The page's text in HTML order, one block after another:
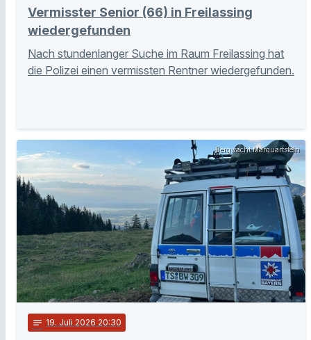
Vermisster Senior (66) in Freilassing
wiedergefunden
Nach stundenlanger Suche im Raum Freilassing hat
die Polizei einen vermissten Rentner wiedergefunden.
Bergwacht Marquartstein
notes 19. Juli 2026 20:30